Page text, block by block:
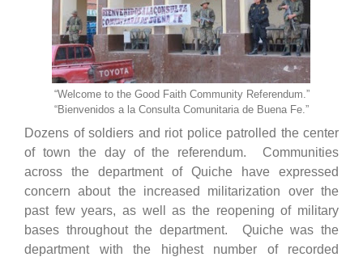
“Welcome to the Good Faith Community Referendum.”
“Bienvenidos a la Consulta Comunitaria de Buena Fe.”
Dozens of soldiers and riot police patrolled the center
of town the day of the referendum. Communities
across the department of Quiche have expressed
concern about the increased militarization over the
past few years, as well as the reopening of military
bases throughout the department. Quiche was the
department with the highest number of recorded